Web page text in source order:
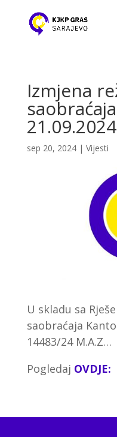
Izmjena
sep 20, 2024| Vijesti
U skladu sa
saobraćaja
14483/24 M.A.Z…
Pogledaj OVDJE: